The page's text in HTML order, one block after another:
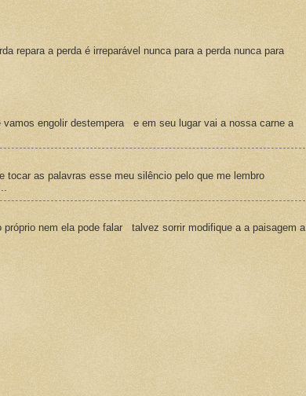
repara a perda é irreparável nunca para a perda nunca para
vamos engolir destempera e em seu lugar vai a nossa carne a
tocar as palavras esse meu silêncio pelo que me lembro
nem ela pode falar talvez sorrir modifique a a paisagem a